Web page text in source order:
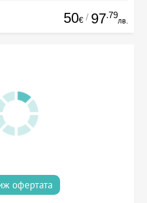
50€ / 97.79
лв.
офертата